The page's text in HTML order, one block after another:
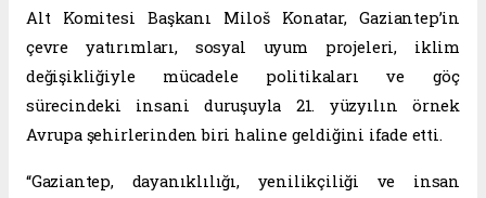
Alt Komitesi Başkanı Miloš Konatar, Gaziantep’in
çevre yatırımları, sosyal uyum projeleri, iklim
değişikliğiyle mücadele politikaları ve göç
sürecindeki insani duruşuyla 21. yüzyılın örnek
Avrupa şehirlerinden biri haline geldiğini ifade etti.
“Gaziantep, dayanıklılığı, yenilikçiliği ve insan